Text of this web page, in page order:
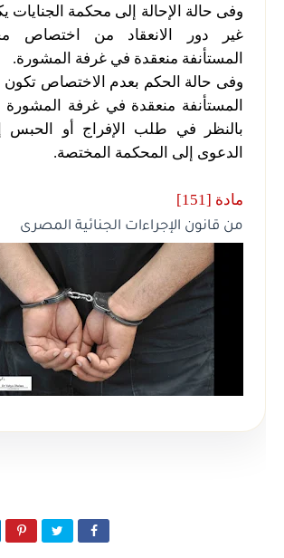
وفى حالة الإحالة إلى محكمة الجنايات
غير دور الانعقاد من اختصاص
المستأنفة منعقدة في غرفة المشورة.
وفى حالة الحكم بعدم الاختصاص تكون
المستأنفة منعقدة في غرفة
بالنظر في طلب الإفراج أو الحبس
الدعوى إلى المحكمة المختصة.
مادة [151]
من قانون الإجراءات الجنائية المصرى